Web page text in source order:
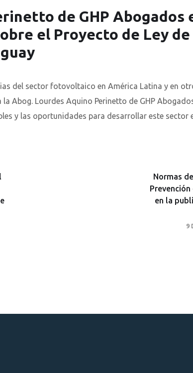
de GHP Abogados
el Proyecto de Ley
del sector fotovoltaico en América Latina y en
Abog. Lourdes Aquino Perinetto de GHP
y las oportunidades para desarrollar este sector
Normas
en la
9